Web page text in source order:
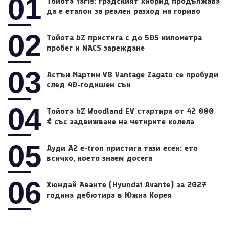
01
да е еталон за реален разход на гориво
02
Тойота bZ пристига с до 505 километра
пробег и NACS зареждане
03
Астън Мартин V8 Vantage Zagato се пробуди
след 40-годишен сън
04 Тойота bZ Woodland EV стартира от 42 000
€ със задвижване на четирите колела
05
Ауди A2 e-tron пристига тази есен: ето
всичко, което знаем досега
06
Хюндай Аванте (Hyundai Avante) за 2027
година дебютира в Южна Корея